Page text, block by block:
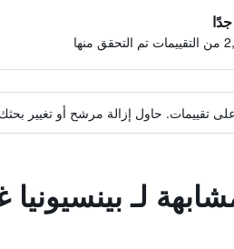
منها
على تقييمات. حاول إزالة مرشح أو تغيير
لـ